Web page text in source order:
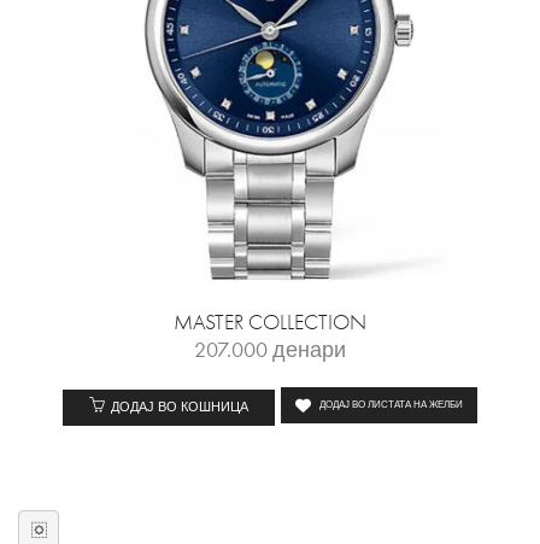
MASTER COLLECTION
207.000денари
ДОДАЈ ВО КОШНИЦА ДОДАЈ ВО ЛИСТАТА НА ЖЕЛБИ